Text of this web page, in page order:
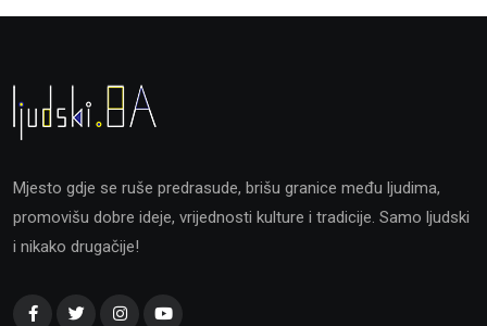
Mjesto gdje se ruše predrasude, brišu granice među ljudima,
promovišu dobre ideje, vrijednosti kulture i tradicije. Samo ljudski
i nikako drugačije!